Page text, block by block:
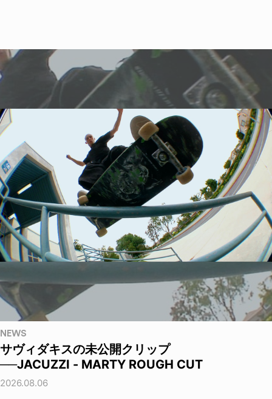
NEWS
サヴィダキスの未公開クリップ
──JACUZZI - MARTY ROUGH CUT
2026.08.06